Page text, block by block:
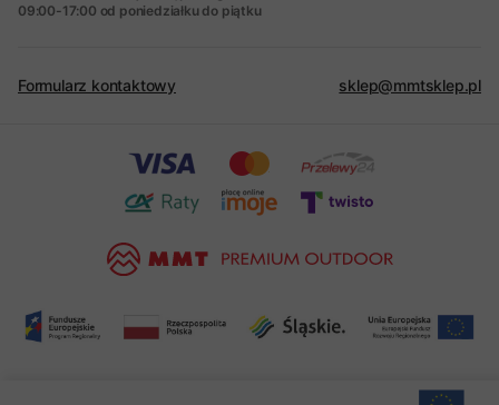
09:00-17:00 od poniedziałku do piątku
Formularz kontaktowy sklep@mmtsklep.pl